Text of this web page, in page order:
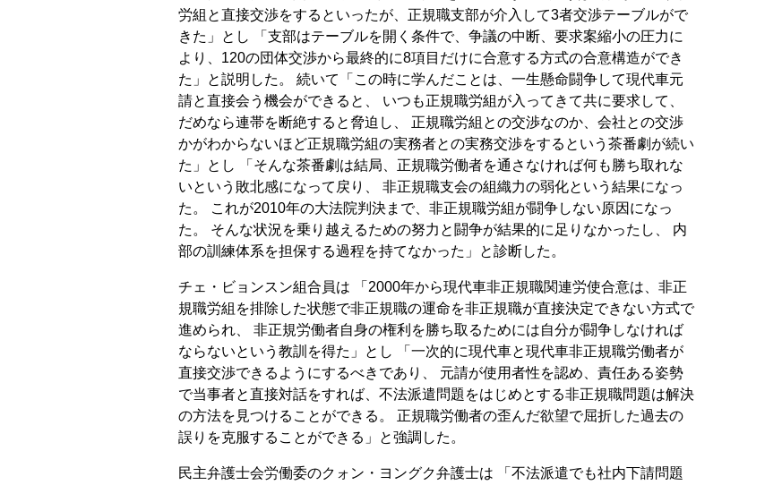
労組と直接交渉をするといったが、正規職支部が介入して3者交渉テーブルがで
きた」とし 「支部はテーブルを開く条件で、争議の中断、要求案縮小の圧力に
より、120の団体交渉から最終的に8項目だけに合意する方式の合意構造ができ
た」と説明した。 続いて「この時に学んだことは、一生懸命闘争して現代車元
請と直接会う機会ができると、 いつも正規職労組が入ってきて共に要求して、
だめなら連帯を断絶すると脅迫し、 正規職労組との交渉なのか、会社との交渉
かがわからないほど正規職労組の実務者との実務交渉をするという茶番劇が続い
た」とし 「そんな茶番劇は結局、正規職労働者を通さなければ何も勝ち取れな
いという敗北感になって戻り、 非正規職支会の組織力の弱化という結果になっ
た。 これが2010年の大法院判決まで、非正規職労組が闘争しない原因になっ
た。 そんな状況を乗り越えるための努力と闘争が結果的に足りなかったし、 内
部の訓練体系を担保する過程を持てなかった」と診断した。
チェ・ビョンスン組合員は 「2000年から現代車非正規職関連労使合意は、非正
規職労組を排除した状態で非正規職の運命を非正規職が直接決定できない方式で
進められ、 非正規労働者自身の権利を勝ち取るためには自分が闘争しなければ
ならないという教訓を得た」とし 「一次的に現代車と現代車非正規職労働者が
直接交渉できるようにするべきであり、 元請が使用者性を認め、責任ある姿勢
で当事者と直接対話をすれば、不法派遣問題をはじめとする非正規職問題は解決
の方法を見つけることができる。 正規職労働者の歪んだ欲望で屈折した過去の
誤りを克服することができる」と強調した。
民主弁護士会労働委のクォン・ヨングク弁護士は 「不法派遣でも社内下請問題